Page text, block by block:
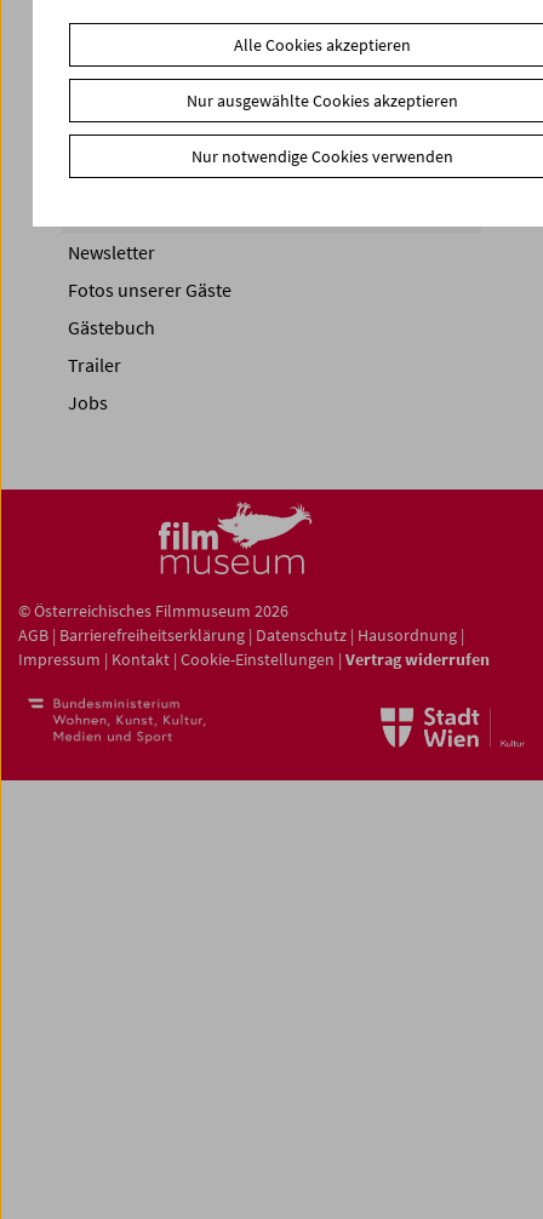
Share on
News
Newsletter
Fotos unserer Gäste
Gästebuch
Trailer
Jobs
© Österreichisches Filmmuseum 2026
AGB | Barrierefreiheitserklärung | Datenschutz | Hausordnung |
Impressum | Kontakt | Cookie-Einstellungen | Vertrag widerrufen
Alle Cookies akzeptieren
Nur ausgewählte Cookies akzeptieren
Nur notwendige Cookies verwenden